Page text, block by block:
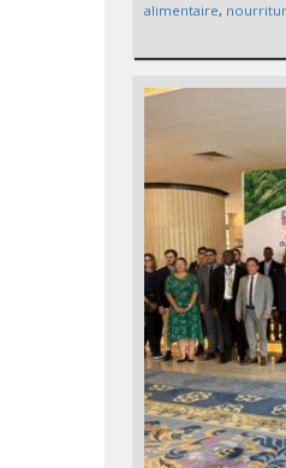
alimentaire,